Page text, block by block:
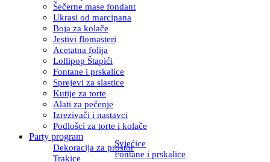
Šečerne mase fondant
Ukrasi od marcipana
Boja za kolače
Jestivi flomasteri
Acetatna folija
Lollipop Štapići
Fontane i prskalice
Sprejevi za slastice
Kutije za torte
Alati za pečenje
Izrezivači i nastavci
Podlošci za torte i kolače
Party program
Dekoracija za prostor
Svjećice
Trakice
Fontane i prskalice